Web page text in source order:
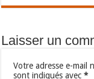
Laisser un
Votre adresse e-mail
sont indiqués avec*